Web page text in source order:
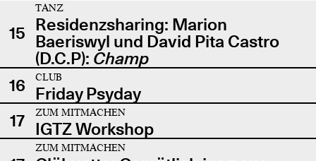
15
TANZ
Residenzsharing: Marion
Baeriswyl und David Pita Castro
(D.C.P): Champ
16
CLUB
Friday Psyday
17
ZUM MITMACHEN
IGTZ Workshop
ZUM MITMACHEN